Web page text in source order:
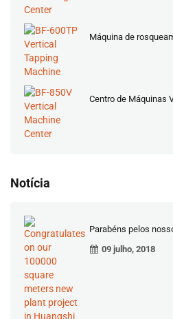
Máquina de
Centro de Máquinas
Notícia
Parabéns pelos
09 julho, 2018